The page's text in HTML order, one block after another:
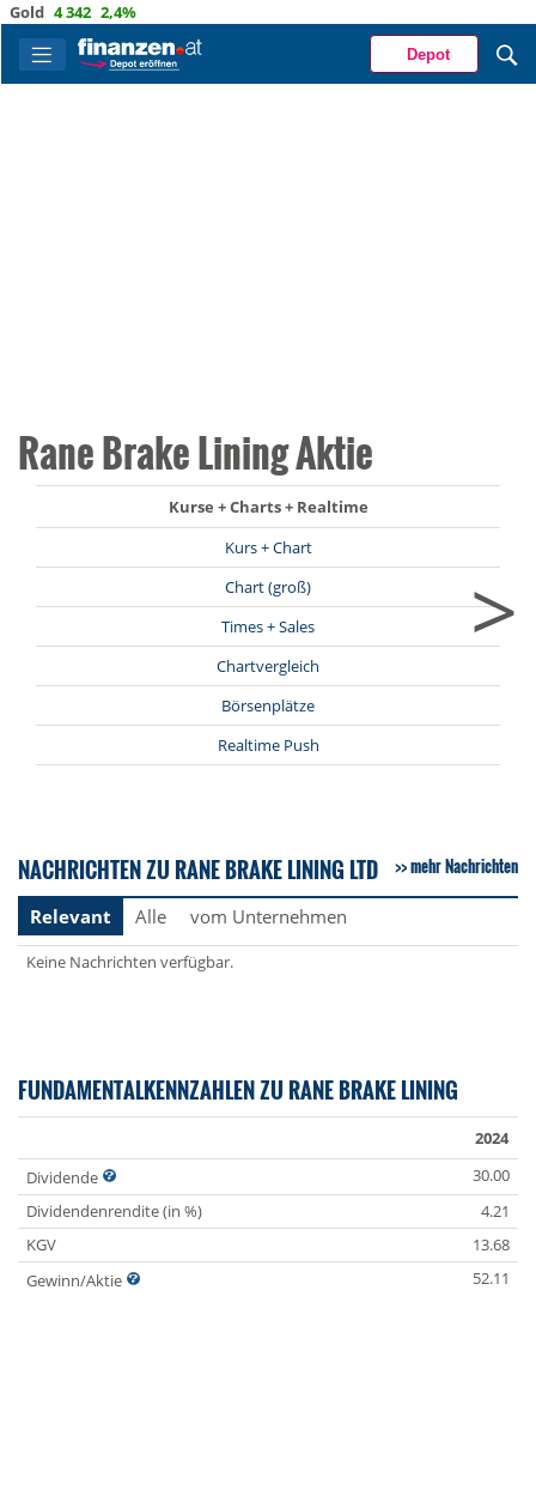
4 342 2,4%
Depot
Rane Brake Lining Aktie
Kurse + Charts + Realtime
Kurs + Chart
Chart (groß)
Times + Sales
Chartvergleich
Börsenplätze
Realtime Push
>
NACHRICHTEN ZU RANE BRAKE LINING LTD mehr Nachrichten
Relevant Alle vom Unternehmen
Keine Nachrichten verfügbar.
FUNDAMENTALKENNZAHLEN ZU RANE BRAKE LINING
2024
Dividende
30.00
Dividendenrendite (in %)
4.21
KGV
13.68
Gewinn/Aktie
52.11